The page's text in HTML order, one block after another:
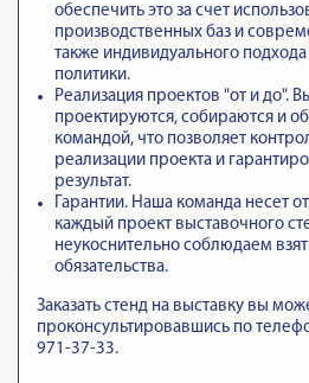
обеспечить это за счет
производственных баз и
также индивидуального
политики.
Реализация проектов "от и до".
проектируются, собираются и
командой, что позволяет
реализации проекта и
результат.
Гарантии. Наша команда несет
каждый проект выставочного
неукоснительно соблюдаем
обязательства.
Заказать стенд на выставку вы
проконсультировавшись по
971-37-33.